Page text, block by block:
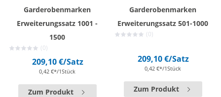
Garderobenmarken
Erweiterungssatz 1001 -
1500
(0)
209,10 €/Satz
0,42 €*/1Stück
Zum Produkt
Garderobenmarken
Erweiterungssatz 501-1000
(0)
209,10 €/Satz
0,42 €*/1Stück
Zum Produkt